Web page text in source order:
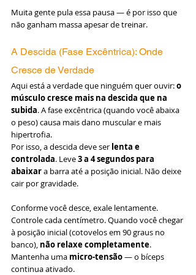
Muita gente pula essa pausa — é por isso que
não ganham massa apesar de treinar.
A Descida (Fase Excêntrica): Onde
Cresce de Verdade
Aqui está a verdade que ninguém quer ouvir: o
músculo cresce mais na descida que na
subida. A fase excêntrica (quando você abaixa
o peso) causa mais dano muscular e mais
hipertrofia.
Por isso, a descida deve ser lenta e
controlada. Leve 3 a 4 segundos para
abaixar a barra até a posição inicial. Não deixe
cair por gravidade.
Conforme você desce, exale lentamente.
Controle cada centímetro. Quando você chegar
à posição inicial (cotovelos em 90 graus no
banco), não relaxe completamente.
Mantenha uma micro-tensão — o bíceps
continua ativado.